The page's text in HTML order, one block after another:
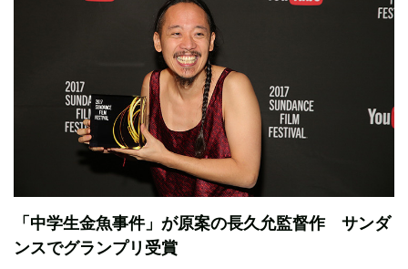
「中学生金魚事件」が原案の長久允監督作 サンダ
ンスでグランプリ受賞